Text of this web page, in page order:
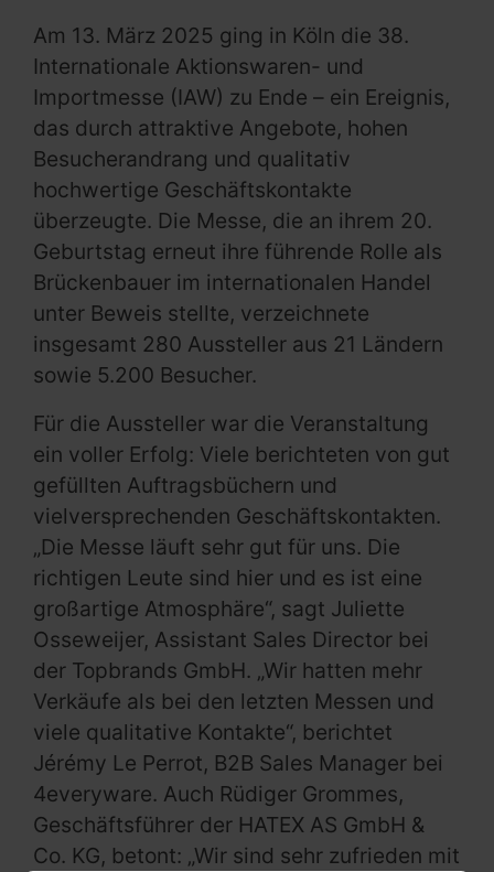
Am 13. März 2025 ging in Köln die 38.
Internationale Aktionswaren- und
Importmesse (IAW) zu Ende – ein Ereignis,
das durch attraktive Angebote, hohen
Besucherandrang und qualitativ
hochwertige Geschäftskontakte
überzeugte. Die Messe, die an ihrem 20.
Geburtstag erneut ihre führende Rolle als
Brückenbauer im internationalen Handel
unter Beweis stellte, verzeichnete
insgesamt 280 Aussteller aus 21 Ländern
sowie 5.200 Besucher.
Für die Aussteller war die Veranstaltung
ein voller Erfolg: Viele berichteten von gut
gefüllten Auftragsbüchern und
vielversprechenden Geschäftskontakten.
„Die Messe läuft sehr gut für uns. Die
richtigen Leute sind hier und es ist eine
großartige Atmosphäre“, sagt Juliette
Osseweijer, Assistant Sales Director bei
der Topbrands GmbH. „Wir hatten mehr
Verkäufe als bei den letzten Messen und
viele qualitative Kontakte“, berichtet
Jérémy Le Perrot, B2B Sales Manager bei
4everyware. Auch Rüdiger Grommes,
Geschäftsführer der HATEX AS GmbH &
Co. KG, betont: „Wir sind sehr zufrieden mit